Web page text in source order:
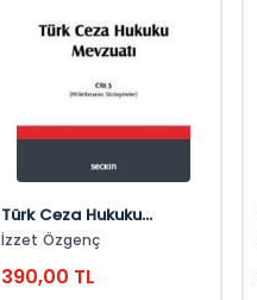
Türk Ceza Hukuku
Mevzuatı Cilt: 3
Sözleşmeler)
İzzet Özgenç
390,00 TL